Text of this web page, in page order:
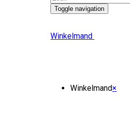
Toggle navigation
Winkelmand
Winkelmand×